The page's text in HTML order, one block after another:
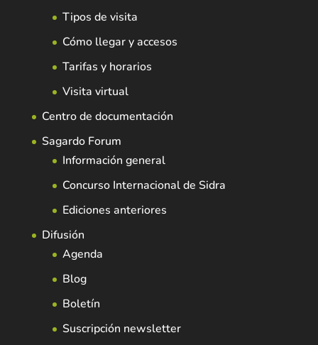
Tipos de visita
Cómo llegar y accesos
Tarifas y horarios
Visita virtual
Centro de documentación
Sagardo Forum
Información general
Concurso Internacional de Sidra
Ediciones anteriores
Difusión
Agenda
Blog
Boletín
Suscripción newsletter